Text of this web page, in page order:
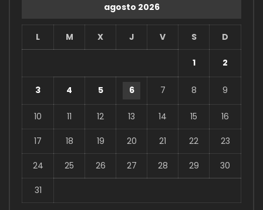
agosto 2026
L M X J V S D
1 2
3 4 5 6 7 8 9
10 11 12 13 14 15 16
17 18 19 20 21 22 23
24 25 26 27 28 29 30
31